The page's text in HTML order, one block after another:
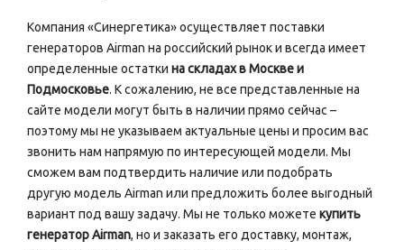
Компания «Синергетика» осуществляет поставки
генераторов Airman на российский рынок и всегда имеет
определенные остатки на складах в Москве и
Подмосковье. К сожалению, не все представленные на
сайте модели могут быть в наличии прямо сейчас –
поэтому мы не указываем актуальные цены и просим вас
звонить нам напрямую по интересующей модели. Мы
сможем вам подтвердить наличие или подобрать
другую модель Airman или предложить более выгодный
вариант под вашу задачу. Мы не только можете купить
генератор Airman, но и заказать его доставку, монтаж,